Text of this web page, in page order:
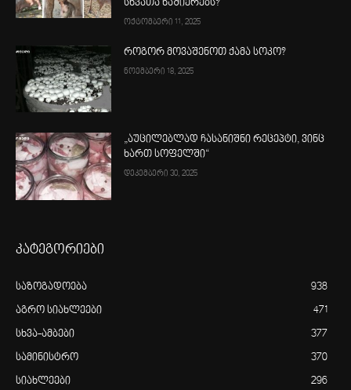
სხვათა ნაშიერებს?
ოქტომბერი 11, 2025
როგორ მოვაშენოთ ქამა სოკო?
ნოემბერი 18, 2025
„აუცილებლად ჩასანიშნი რეცეპტი, ვინც
ხართ სოფელში“
დეკემბერი 30, 2025
კატეგორიები
საზოგადოება 938
აგრო სიახლეები 471
სხვა-ამბები 377
სამინისტრო 370
სიახლეები 296